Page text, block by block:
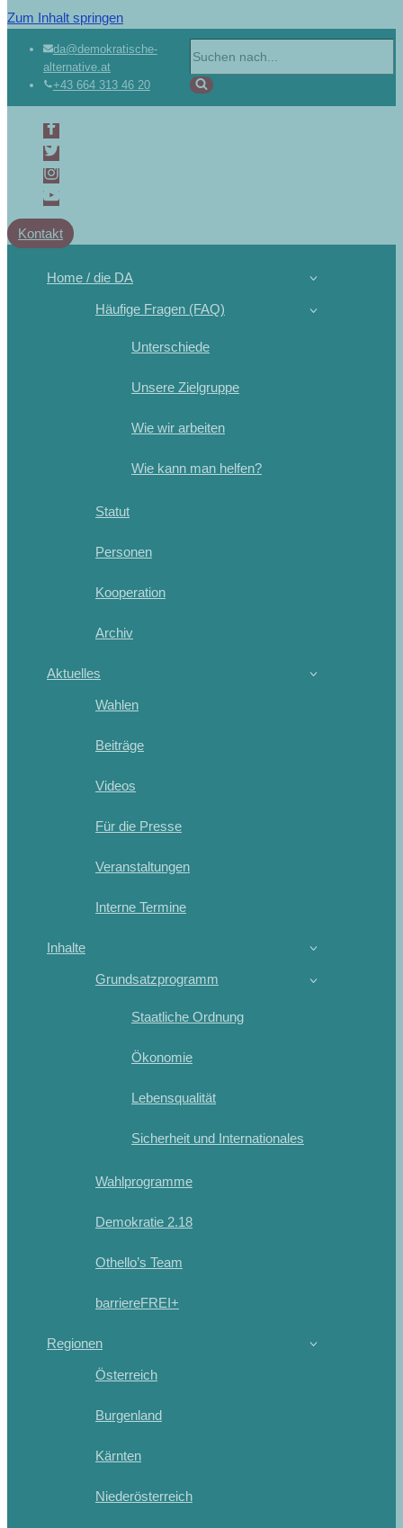
Zum Inhalt springen
da@demokratische-
alternative.at
+43 664 313 46 20
Kontakt
Home / die DA
Häufige Fragen (FAQ)
Unterschiede
Unsere Zielgruppe
Wie wir arbeiten
Wie kann man helfen?
Statut
Personen
Kooperation
Archiv
Aktuelles
Wahlen
Beiträge
Videos
Für die Presse
Veranstaltungen
Interne Termine
Inhalte
Grundsatzprogramm
Staatliche Ordnung
Ökonomie
Lebensqualität
Sicherheit und Internationales
Wahlprogramme
Demokratie 2.18
Othello’s Team
barriereFREI+
Regionen
Österreich
Burgenland
Kärnten
Niederösterreich